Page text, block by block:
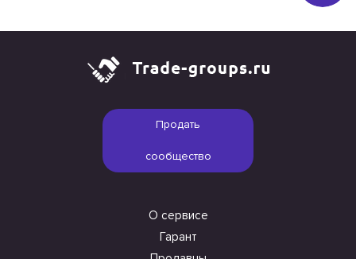
Продать
сообщество
О сервисе
Гарант